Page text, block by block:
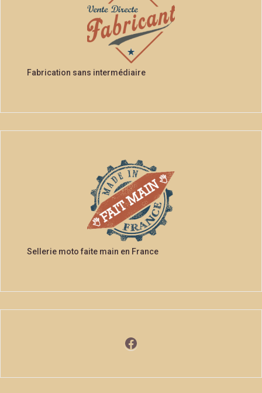
Fabrication sans intermédiaire
Sellerie moto faite main en France
Facebook